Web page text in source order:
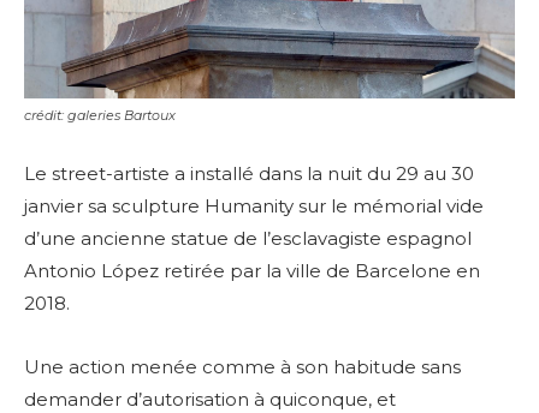
crédit: galeries Bartoux
Le street-artiste a installé dans la nuit du 29 au 30
janvier sa sculpture Humanity sur le mémorial vide
d’une ancienne statue de l’esclavagiste espagnol
Antonio López retirée par la ville de Barcelone en
2018.
Une action menée comme à son habitude sans
demander d’autorisation à quiconque, et